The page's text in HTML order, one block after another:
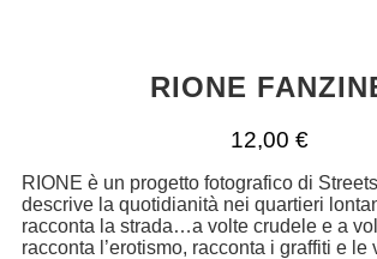
RIONE
12,00 €
RIONE è un progetto fotografico di
descrive la quotidianità nei quartieri
racconta la strada…a volte crudele e a
racconta l’erotismo, racconta i graffiti e le